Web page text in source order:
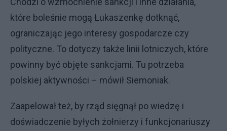
które boleśnie mogą Łukaszenkę dotknąć,
ograniczając jego interesy gospodarcze czy
polityczne. To dotyczy także linii lotniczych, które
powinny być objęte sankcjami. Tu potrzeba
polskiej aktywności – mówił Siemoniak.
Zaapelował też, by rząd sięgnął po wiedzę i
doświadczenie byłych żołnierzy i funkcjonariuszy